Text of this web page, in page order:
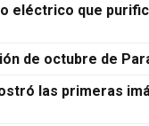
eléctrico que
de octubre de
las primeras